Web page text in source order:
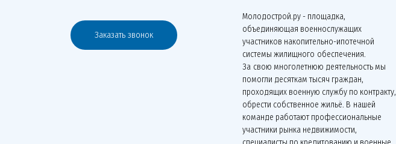
Заказать звонок
Молодострой.ру - площадка,
объединяющая военнослужащих
участников накопительно-ипотечной
системы жилищного обеспечения.
За свою многолетнюю деятельность мы
помогли десяткам тысяч граждан,
проходящих военную службу по контракту,
обрести собственное жильё. В нашей
команде работают профессиональные
участники рынка недвижимости,